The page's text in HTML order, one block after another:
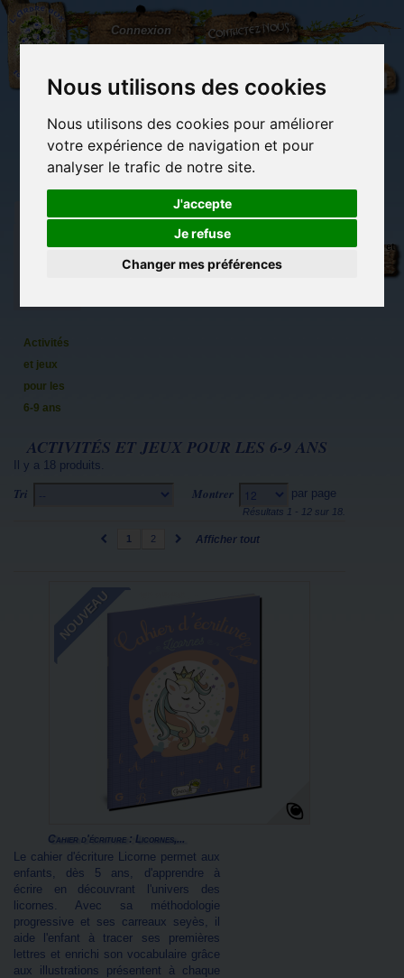
Nous utilisons des cookies
Nous utilisons des cookies pour améliorer
votre expérience de navigation et pour
analyser le trafic de notre site.
J'accepte
Je refuse
Changer mes préférences
L'Arbre
aux
100.000
Connexion Contactez-nous
(vide)
Librairie des
Carterie
originale
Activités
détente et jeux
Objets déco et
Activités
et jeux
pour les
6-9 ans
ACTIVITÉS ET JEUX POUR LES 6-9 ANS
Il y a 18 produits.
Tri -- Montrer 12 par page
Afficher tout
1 2
Résultats 1 - 12 sur 18.
NOUVEAU
Cahier d'écriture : Licornes,...
Le cahier d'écriture Licorne permet aux
enfants, dès 5 ans, d'apprendre à
écrire en découvrant l'univers des
licornes. Avec sa méthodologie
progressive et ses carreaux seyès, il
aide l'enfant à tracer ses premières
lettres et enrichi son vocabulaire grâce
aux illustrations présentent à chaque